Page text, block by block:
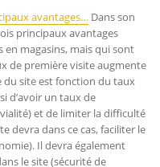
avantages… Dans son
principaux avantages
magasins, mais qui sont
de première visite augmente
du site est fonction du taux
d’avoir un taux de
et de limiter la difficulté
devra dans ce cas, faciliter le
Il devra également
le site (sécurité de